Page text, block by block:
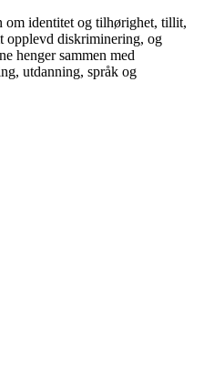
om identitet og tilhørighet, tillit,
opplevd diskriminering, og
henger sammen med
utdanning, språk og